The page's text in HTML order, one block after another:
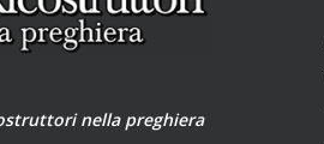
nella preghiera